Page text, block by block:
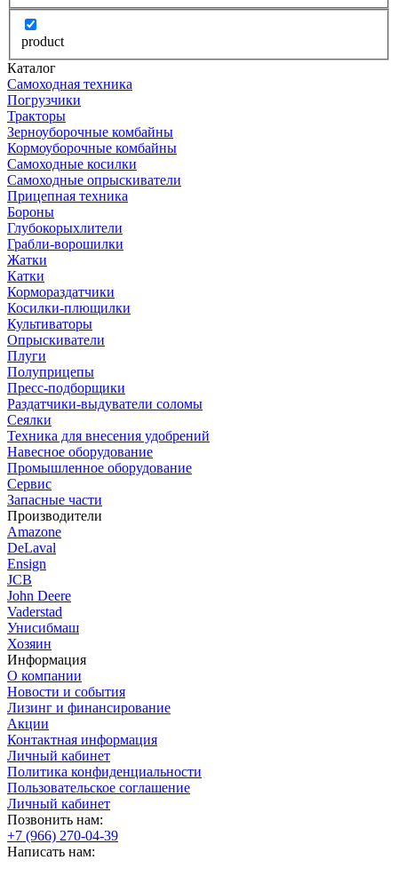
product
Каталог
Самоходная техника
Погрузчики
Тракторы
Зерноуборочные комбайны
Кормоуборочные комбайны
Самоходные косилки
Самоходные опрыскиватели
Прицепная техника
Бороны
Глубокорыхлители
Грабли-ворошилки
Жатки
Катки
Кормораздатчики
Косилки-плющилки
Культиваторы
Опрыскиватели
Плуги
Полуприцепы
Пресс-подборщики
Раздатчики-выдуватели соломы
Сеялки
Техника для внесения удобрений
Навесное оборудование
Промышленное оборудование
Сервис
Запасные части
Производители
Amazone
DeLaval
Ensign
JCB
John Deere
Vaderstad
Унисибмаш
Хозяин
Информация
О компании
Новости и события
Лизинг и финансирование
Акции
Контактная информация
Личный кабинет
Политика конфиденциальности
Пользовательское соглашение
Личный кабинет
Позвонить нам:
+7 (966) 270-04-39
Написать нам: